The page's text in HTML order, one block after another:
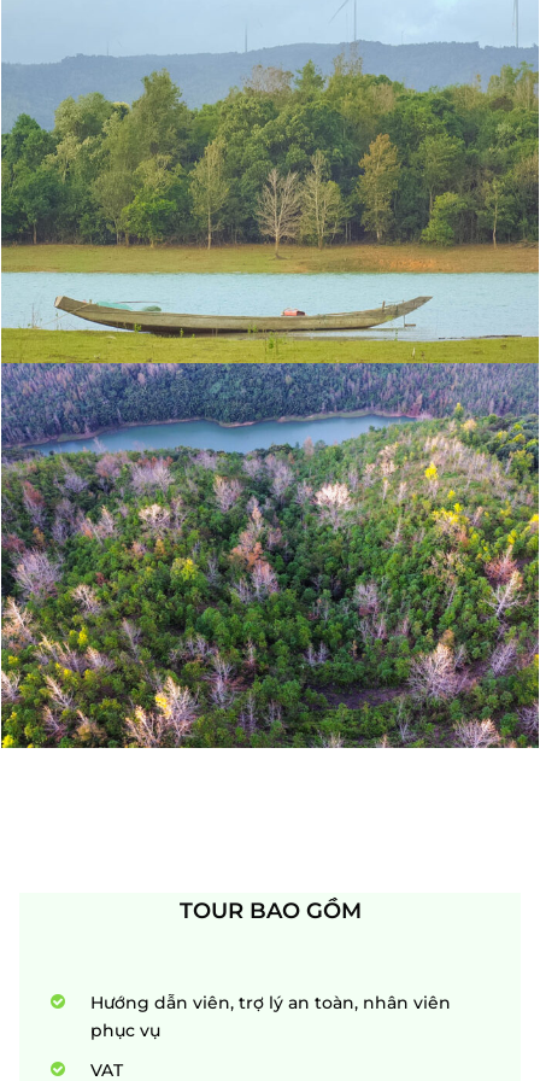
TOUR BAO GỒM
Hướng dẫn viên, trợ lý an toàn, nhân viên
phục vụ
VAT